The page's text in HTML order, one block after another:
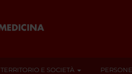
TERRITORIO E SOCIETÀ PERSONE